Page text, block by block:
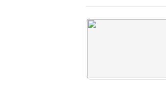
了，它还可以做宣传动画